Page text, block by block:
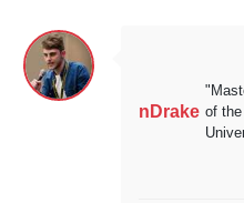
nDrake of the